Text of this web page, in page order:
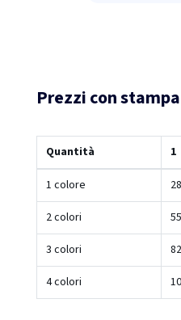
Prezzi con
Quantità 1
1 colore
2 colori
3 colori
4 colori